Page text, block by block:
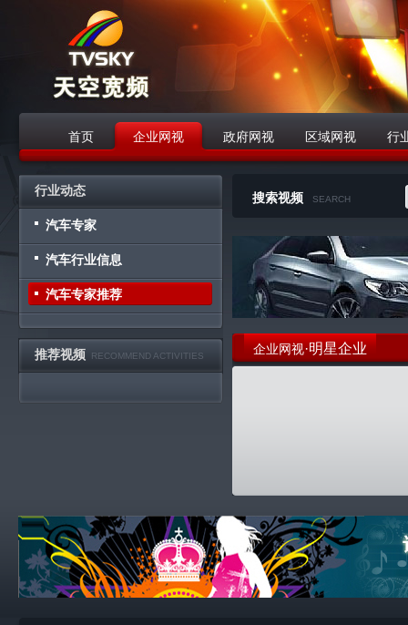
首页 企业网视 政府网视 区域网视 行
行业动态
汽车专家
汽车行业信息
汽车专家推荐
推荐视频 RECOMMEND ACTIVITIES
搜索视频 SEARCH
企业网视·明星企业